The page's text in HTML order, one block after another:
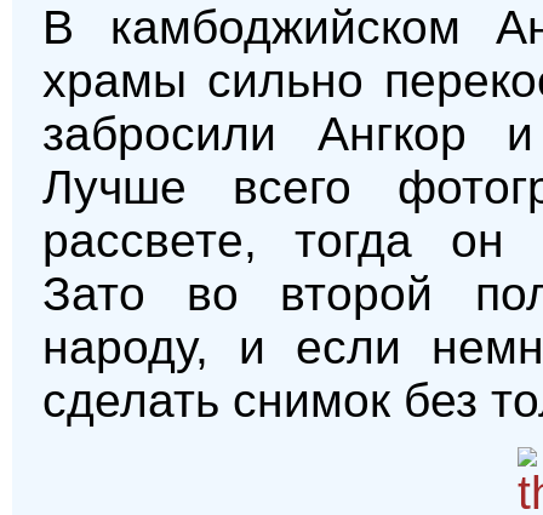
В камбоджийском
храмы сильно
забросили Ангкор
Лучше всего
рассвете, тогда он
Зато во второй
народу, и если
сделать снимок без